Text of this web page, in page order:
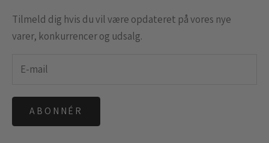
Tilmeld dig hvis du vil være opdateret på vores nye
varer, konkurrencer og udsalg.
ABONNÉR